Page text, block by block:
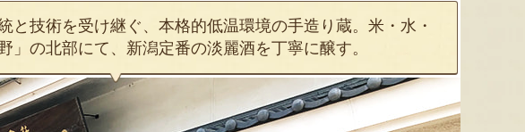
と技術を受け継ぐ、本格的低温環境の手造り蔵。米・水・
」の北部にて、新潟定番の淡麗酒を丁寧に醸す。